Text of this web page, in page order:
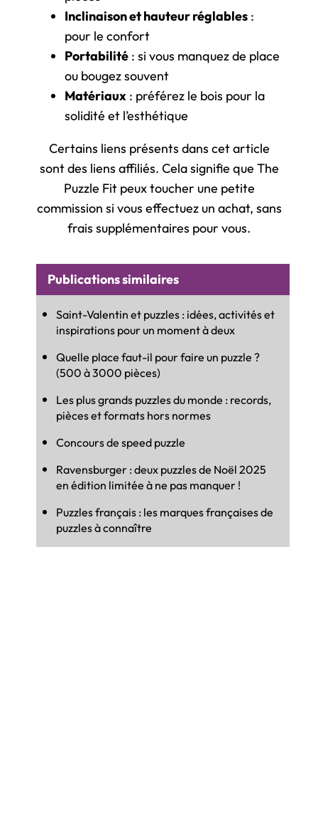
Inclinaison et hauteur réglables:
pour le confort
Portabilité: si vous manquez de place
ou bougez souvent
Matériaux: préférez le bois pour la
solidité et l’esthétique
Certains liens présents dans cet article
sont des liens affiliés. Cela signifie que The
Puzzle Fit peux toucher une petite
commission si vous effectuez un achat, sans
frais supplémentaires pour vous.
Publications similaires
Saint-Valentin et puzzles : idées, activités et
inspirations pour un moment à deux
Quelle place faut-il pour faire un puzzle ?
(500 à 3000 pièces)
Les plus grands puzzles du monde : records,
pièces et formats hors normes
Concours de speed puzzle
Ravensburger : deux puzzles de Noël 2025
en édition limitée à ne pas manquer !
Puzzles français : les marques françaises de
puzzles à connaître